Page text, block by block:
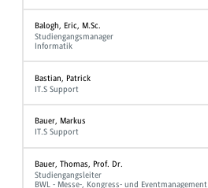
Balogh, Eric, M.Sc.
Studiengangsmanager
Informatik
Bastian, Patrick
IT.S Support
Bauer, Markus
IT.S Support
Bauer, Thomas, Prof. Dr.
Studiengangsleiter
BWL - Messe-, Kongress- und Eventmanagement